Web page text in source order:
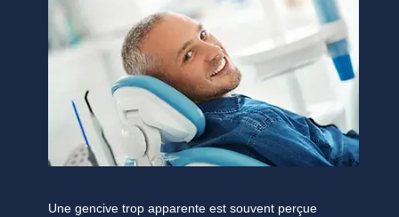
Une gencive trop apparente est souvent perçue